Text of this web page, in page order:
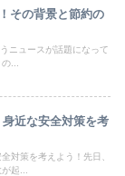
その背景と節約の
ニュースが話題になって
...
近な安全対策を考
対策を考えよう！先日、
起...